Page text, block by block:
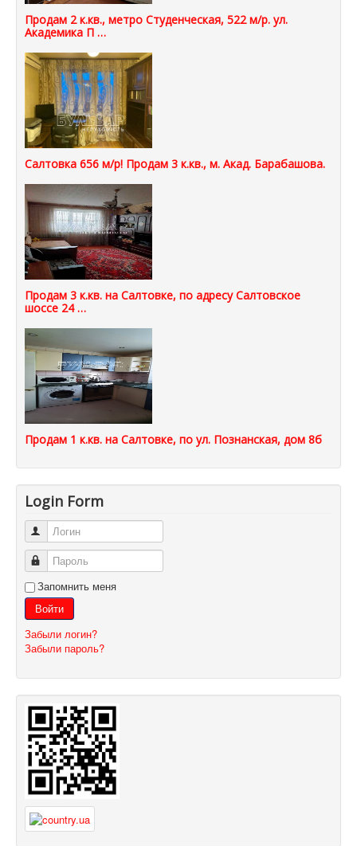
Продам 2 к.кв., метро Студенческая, 522 м/р. ул.
Академика П …
Салтовка 656 м/р! Продам 3 к.кв., м. Акад. Барабашова.
Продам 3 к.кв. на Салтовке, по адресу Салтовское
шоссе 24 …
Продам 1 к.кв. на Салтовке, по ул. Познанская, дом 8б
Login Form
Логин
Пароль
Запомнить меня
Войти
Забыли логин?
Забыли пароль?